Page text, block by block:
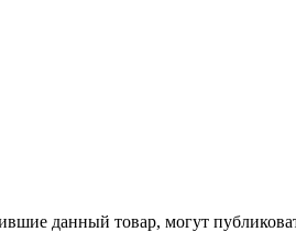
данный товар, могут